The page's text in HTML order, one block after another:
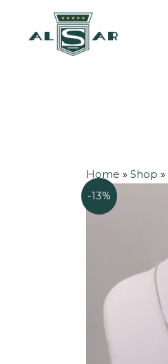
Home »Shop »
-13%